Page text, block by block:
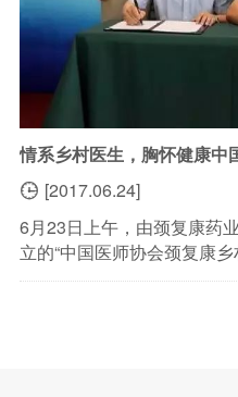
 [2017.06.24]
6月23日上午，由颈复康药
立的“中国医师协会颈复康
国医师协会举行签约仪式。